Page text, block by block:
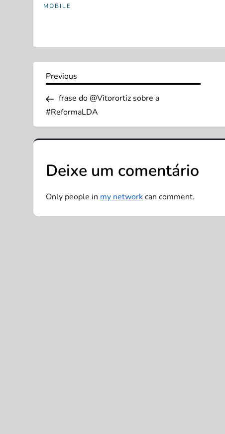
MOBILE
N
a
v
g
a
ç
Previous
Previous
frase do @Vitorortiz sobre a
#ReformaLDA
Deixe um comentário
Only people inmy networkcan comment.